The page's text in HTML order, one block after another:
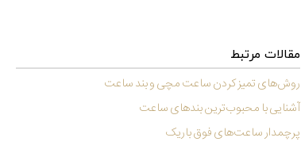
مقالات مرتبط
روش‌های تمیز کردن ساعت مچی و بند ساعت
آشنایی با محبوب‌ترین بندهای ساعت
پرچمد‌ار ساعت‌های فوق‌ باریک